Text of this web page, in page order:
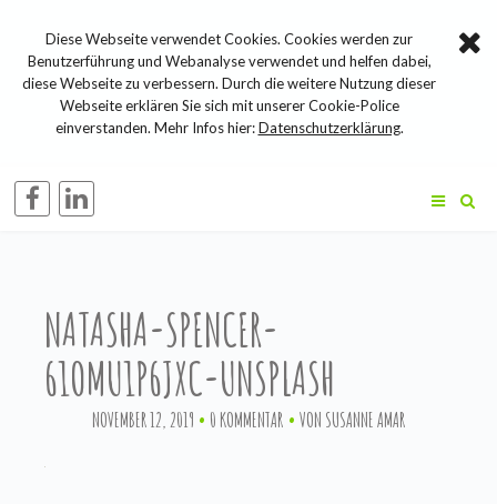
NATASHA-SPENCER-
61OMU1P6JXC-UNSPLASH
NOVEMBER 12, 2019 0 KOMMENTAR VON SUSANNE AMAR
Diese Webseite verwendet Cookies. Cookies werden zur
Benutzerführung und Webanalyse verwendet und helfen dabei,
diese Webseite zu verbessern. Durch die weitere Nutzung dieser
Webseite erklären Sie sich mit unserer Cookie-Police
einverstanden. Mehr Infos hier:Datenschutzerklärung.